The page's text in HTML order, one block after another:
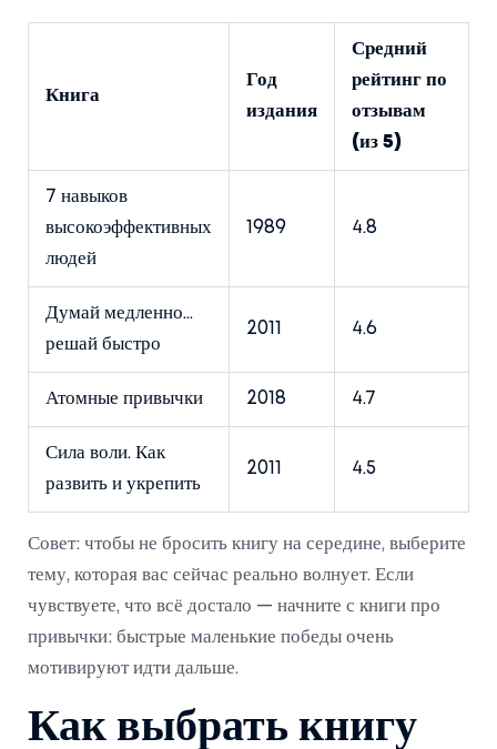
Книга
Год
издания
Средний
рейтинг по
отзывам
(из 5)
7 навыков
высокоэффективных
людей
1989 4.8
Думай медленно...
решай быстро
2011 4.6
Атомные привычки 2018 4.7
Сила воли. Как
развить и укрепить
2011 4.5
Совет: чтобы не бросить книгу на середине, выберите
тему, которая вас сейчас реально волнует. Если
чувствуете, что всё достало — начните с книги про
привычки: быстрые маленькие победы очень
мотивируют идти дальше.
Как выбрать книгу